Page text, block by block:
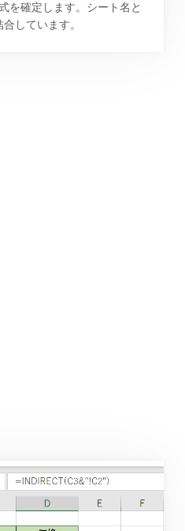
を確定します。シート名と
しています。